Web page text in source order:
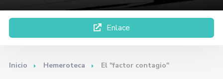
Enlace
Inicio Hemeroteca El "factor contagio"